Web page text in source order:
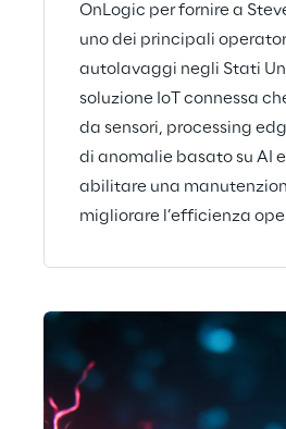
OnLogic per fornire a
uno dei principali
autolavaggi negli Stati
soluzione IoT connessa
da sensori, processing
di anomalie basato su AI
abilitare una
migliorare l’efficienza